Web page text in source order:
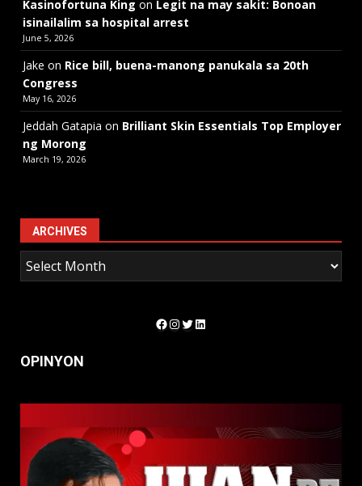
Kasinofortuna King on Legit na may sakit: Bonoan
isinailalim sa hospital arrest
June 5, 2026
Jake on Rice bill, buena-manong panukala sa 20th
Congress
May 16, 2026
Jeddah Gatapia on Brilliant Skin Essentials Top Employer
ng Morong
March 19, 2026
ARCHIVES
Facebook
Instagram
Twitter
LinkedIn
OPINYON